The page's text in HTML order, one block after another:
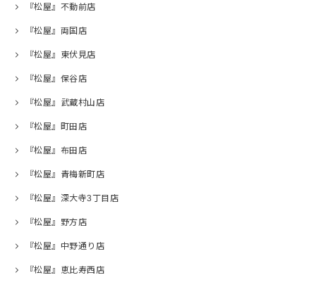
『松屋』不動前店
『松屋』両国店
『松屋』東伏見店
『松屋』保谷店
『松屋』武蔵村山店
『松屋』町田店
『松屋』布田店
『松屋』青梅新町店
『松屋』深大寺3丁目店
『松屋』野方店
『松屋』中野通り店
『松屋』恵比寿西店